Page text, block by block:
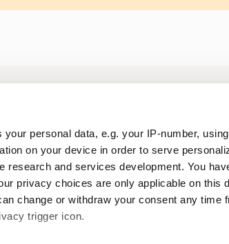
your personal data, e.g. your IP-number,
on your device in order to serve
research and services development. You
privacy choices are only applicable on this
change or withdraw your consent any time
trigger icon.
Oriolassa Uutiset